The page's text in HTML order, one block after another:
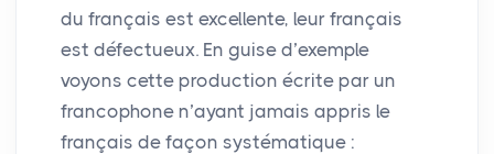
du français est excellente, leur français
est défectueux. En guise d’exemple
voyons cette production écrite par un
francophone n’ayant jamais appris le
français de façon systématique :